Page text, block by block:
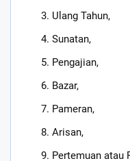
Ulang Tahun,
Sunatan,
Pengajian,
Bazar,
Pameran,
Arisan,
Pertemuan atau